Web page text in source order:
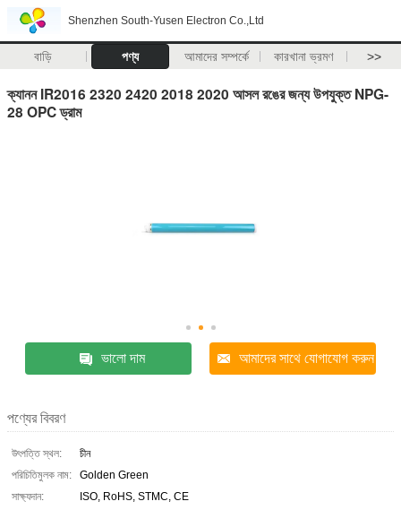
Shenzhen South-Yusen Electron Co.,Ltd
বাড়ি পণ্য আমাদের সম্পর্কে কারখানা ভ্রমণ >>
ক্যানন IR2016 2320 2420 2018 2020 আসল রঙের জন্য উপযুক্ত NPG-
28 OPC ড্রাম
ভালো দাম আমাদের সাথে যোগাযোগ করুন
পণ্যের বিবরণ
উৎপত্তি স্থল:
চীন
পরিচিতিমুলক নাম:
Golden Green
সাক্ষ্যদান:
ISO, RoHS, STMC, CE